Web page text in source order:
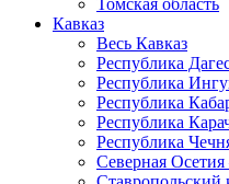
Томская область
Кавказ
Весь Кавказ
Республика
Республика
Республика
Республика
Республика
Северная